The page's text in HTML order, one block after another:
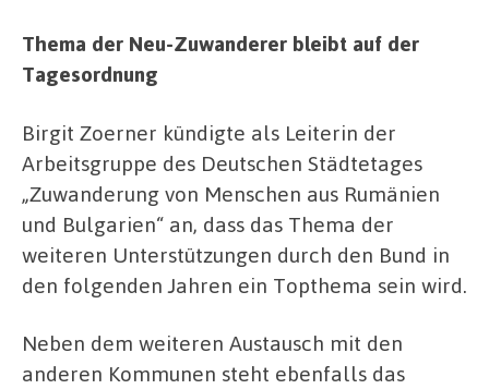
Thema der Neu-Zuwanderer bleibt auf der
Tagesordnung
Birgit Zoerner kündigte als Leiterin der
Arbeitsgruppe des Deutschen Städtetages
„Zuwanderung von Menschen aus Rumänien
und Bulgarien“ an, dass das Thema der
weiteren Unterstützungen durch den Bund in
den folgenden Jahren ein Topthema sein wird.
Neben dem weiteren Austausch mit den
anderen Kommunen steht ebenfalls das